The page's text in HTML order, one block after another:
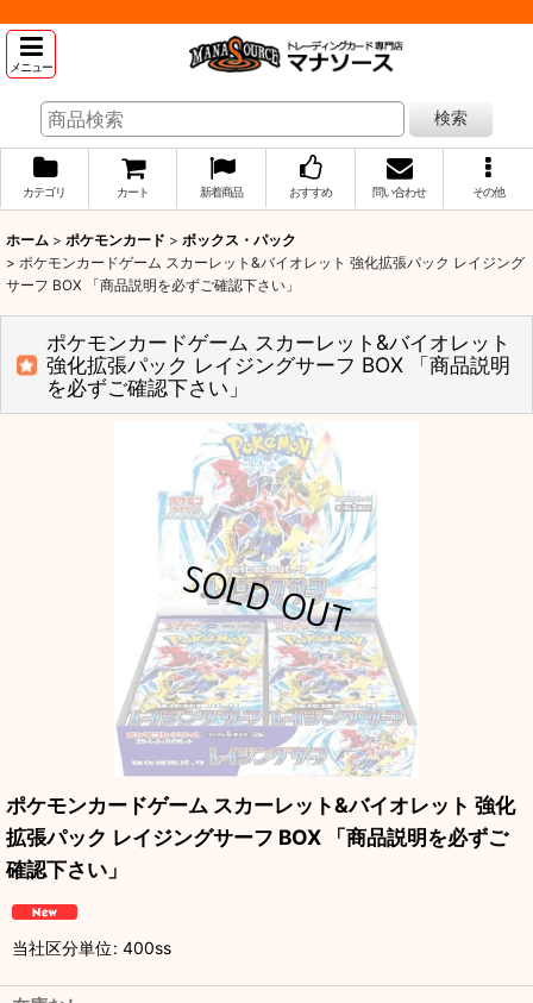
メニュー
検索
カテゴリ カート 新着商品 おすすめ 問い合わせ その他
ホーム > ポケモンカード > ボックス・パック
> ポケモンカードゲーム スカーレット&バイオレット 強化拡張パック レイジング
サーフ BOX 「商品説明を必ずご確認下さい」
ポケモンカードゲーム スカーレット&バイオレット
強化拡張パック レイジングサーフ BOX 「商品説明
を必ずご確認下さい」
ポケモンカードゲーム スカーレット&バイオレット 強化
拡張パック レイジングサーフ BOX 「商品説明を必ずご
確認下さい」
当社区分単位: 400ss